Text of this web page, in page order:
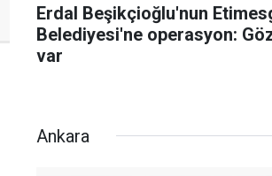
Erdal Beşikçioğlu'nun
Belediyesi'ne operasyon:
var
Ankara